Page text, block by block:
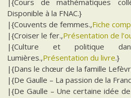
|{Cours de mathématiques
Disponible à la FNAC.}
|{Couvents de femmes.,Fiche
|{Croiser le fer.,Présentation de
|{Culture et politique
Lumières.,Présentation du livre.}
|{Dans le chœur de la famille
|{De Gaulle – La passion de la
|{De Gaulle – Une certaine idée de